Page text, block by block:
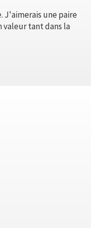
J'aimerais une paire
valeur tant dans la